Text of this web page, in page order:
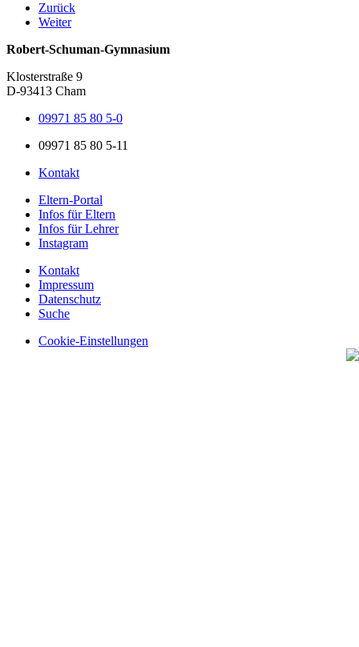
Zurück
Weiter
Robert-Schuman-Gymnasium
Klosterstraße 9
D-93413 Cham
09971 85 80 5-0
09971 85 80 5-11
Kontakt
Eltern-Portal
Infos für Eltern
Infos für Lehrer
Instagram
Kontakt
Impressum
Datenschutz
Suche
Cookie-Einstellungen